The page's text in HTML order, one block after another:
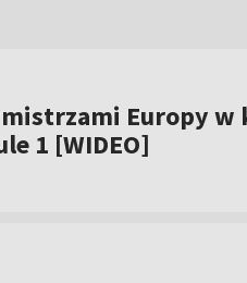
mistrzami Europy
1 [WIDEO]